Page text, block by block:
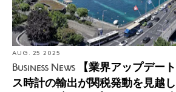
AUG. 25 2025
Business News
【業界アップデー
ス時計の輸出が関税発動を見越